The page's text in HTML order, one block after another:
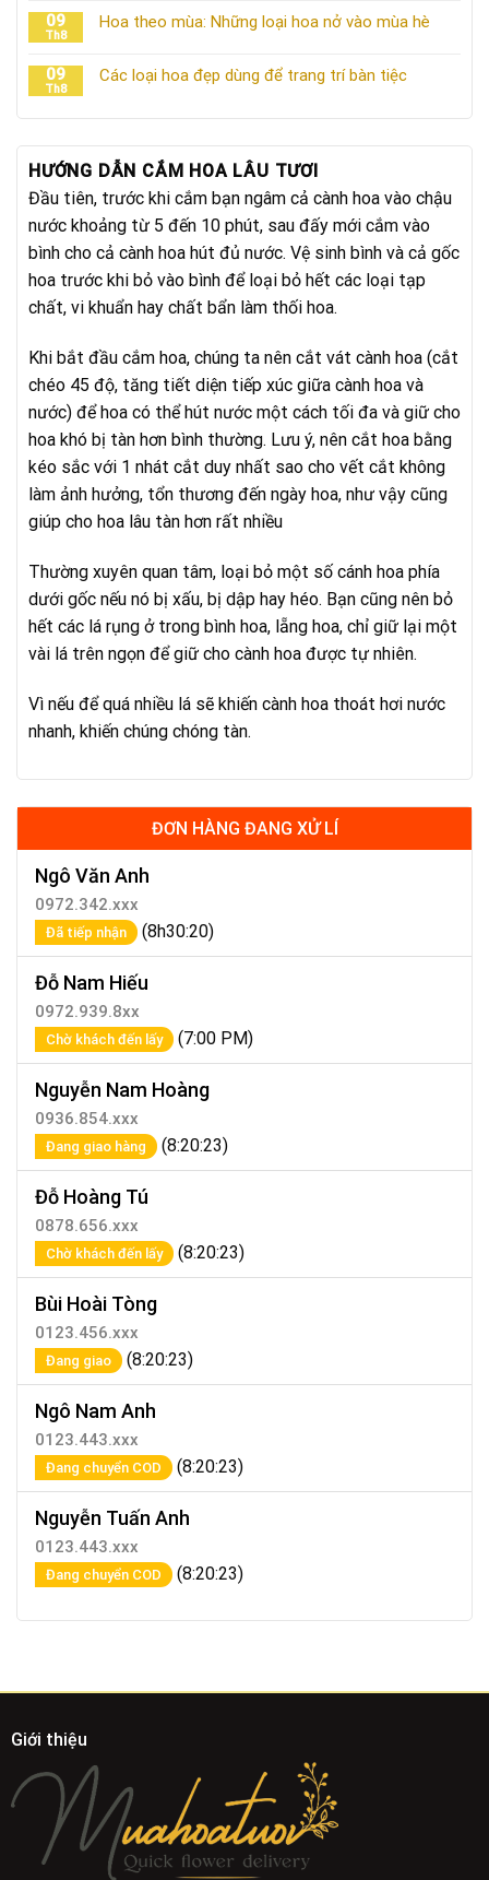
09
Th8
Hoa theo mùa: Những loại hoa nở vào mùa hè
09
Th8
Các loại hoa đẹp dùng để trang trí bàn tiệc
HƯỚNG DẪN CẮM HOA LÂU TƯƠI
Đầu tiên, trước khi cắm bạn ngâm cả cành hoa vào chậu
nước khoảng từ 5 đến 10 phút, sau đấy mới cắm vào
bình cho cả cành hoa hút đủ nước. Vệ sinh bình và cả gốc
hoa trước khi bỏ vào bình để loại bỏ hết các loại tạp
chất, vi khuẩn hay chất bẩn làm thối hoa.
Khi bắt đầu cắm hoa, chúng ta nên cắt vát cành hoa (cắt
chéo 45 độ, tăng tiết diện tiếp xúc giữa cành hoa và
nước) để hoa có thể hút nước một cách tối đa và giữ cho
hoa khó bị tàn hơn bình thường. Lưu ý, nên cắt hoa bằng
kéo sắc với 1 nhát cắt duy nhất sao cho vết cắt không
làm ảnh hưởng, tổn thương đến ngày hoa, như vậy cũng
giúp cho hoa lâu tàn hơn rất nhiều
Thường xuyên quan tâm, loại bỏ một số cánh hoa phía
dưới gốc nếu nó bị xấu, bị dập hay héo. Bạn cũng nên bỏ
hết các lá rụng ở trong bình hoa, lẵng hoa, chỉ giữ lại một
vài lá trên ngọn để giữ cho cành hoa được tự nhiên.
Vì nếu để quá nhiều lá sẽ khiến cành hoa thoát hơi nước
nhanh, khiến chúng chóng tàn.
ĐƠN HÀNG ĐANG XỬ LÍ
Ngô Văn Anh
0972.342.xxx
Đã tiếp nhận (8h30:20)
Đỗ Nam Hiếu
0972.939.8xx
Chờ khách đến lấy (7:00 PM)
Nguyễn Nam Hoàng
0936.854.xxx
Đang giao hàng (8:20:23)
Đỗ Hoàng Tú
0878.656.xxx
Chờ khách đến lấy (8:20:23)
Bùi Hoài Tòng
0123.456.xxx
Đang giao (8:20:23)
Ngô Nam Anh
0123.443.xxx
Đang chuyển COD (8:20:23)
Nguyễn Tuấn Anh
0123.443.xxx
Đang chuyển COD (8:20:23)
Giới thiệu